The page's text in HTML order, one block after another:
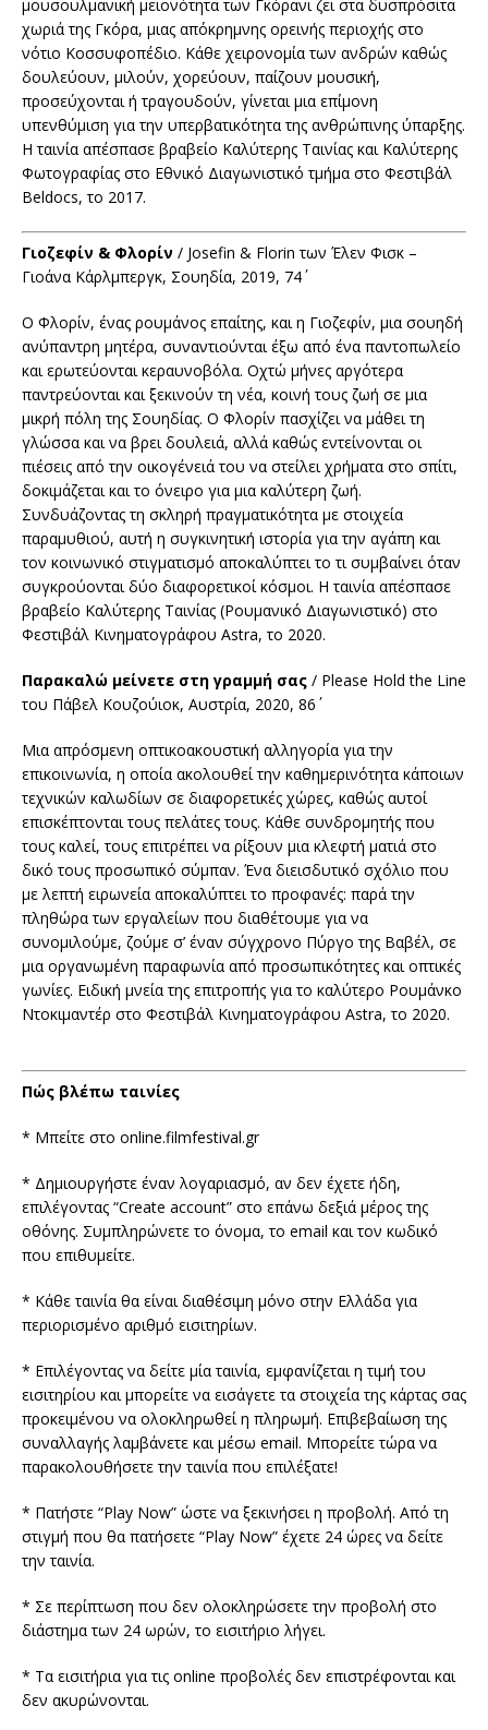
μουσουλμανική μειονότητα των Γκόρανι ζει στα δυσπρόσιτα
χωριά της Γκόρα, μιας απόκρημνης ορεινής περιοχής στο
νότιο Κοσσυφοπέδιο. Κάθε χειρονομία των ανδρών καθώς
δουλεύουν, μιλούν, χορεύουν, παίζουν μουσική,
προσεύχονται ή τραγουδούν, γίνεται μια επίμονη
υπενθύμιση για την υπερβατικότητα της ανθρώπινης ύπαρξης.
Η ταινία απέσπασε βραβείο Καλύτερης Ταινίας και Καλύτερης
Φωτογραφίας στο Εθνικό Διαγωνιστικό τμήμα στο Φεστιβάλ
Beldocs, το 2017.
Γιοζεφίν & Φλορίν / Josefin & Florin των Έλεν Φισκ –
Γιοάνα Κάρλμπεργκ, Σουηδία, 2019, 74΄
Ο Φλορίν, ένας ρουμάνος επαίτης, και η Γιοζεφίν, μια σουηδή
ανύπαντρη μητέρα, συναντιούνται έξω από ένα παντοπωλείο
και ερωτεύονται κεραυνοβόλα. Οχτώ μήνες αργότερα
παντρεύονται και ξεκινούν τη νέα, κοινή τους ζωή σε μια
μικρή πόλη της Σουηδίας. Ο Φλορίν πασχίζει να μάθει τη
γλώσσα και να βρει δουλειά, αλλά καθώς εντείνονται οι
πιέσεις από την οικογένειά του να στείλει χρήματα στο σπίτι,
δοκιμάζεται και το όνειρο για μια καλύτερη ζωή.
Συνδυάζοντας τη σκληρή πραγματικότητα με στοιχεία
παραμυθιού, αυτή η συγκινητική ιστορία για την αγάπη και
τον κοινωνικό στιγματισμό αποκαλύπτει το τι συμβαίνει όταν
συγκρούονται δύο διαφορετικοί κόσμοι. Η ταινία απέσπασε
βραβείο Καλύτερης Ταινίας (Ρουμανικό Διαγωνιστικό) στο
Φεστιβάλ Κινηματογράφου Astra, το 2020.
Παρακαλώ μείνετε στη γραμμή σας / Please Hold the Line
του Πάβελ Κουζούιοκ, Αυστρία, 2020, 86΄
Μια απρόσμενη οπτικοακουστική αλληγορία για την
επικοινωνία, η οποία ακολουθεί την καθημερινότητα κάποιων
τεχνικών καλωδίων σε διαφορετικές χώρες, καθώς αυτοί
επισκέπτονται τους πελάτες τους. Κάθε συνδρομητής που
τους καλεί, τους επιτρέπει να ρίξουν μια κλεφτή ματιά στο
δικό τους προσωπικό σύμπαν. Ένα διεισδυτικό σχόλιο που
με λεπτή ειρωνεία αποκαλύπτει το προφανές: παρά την
πληθώρα των εργαλείων που διαθέτουμε για να
συνομιλούμε, ζούμε σ’ έναν σύγχρονο Πύργο της Βαβέλ, σε
μια οργανωμένη παραφωνία από προσωπικότητες και οπτικές
γωνίες. Ειδική μνεία της επιτροπής για το καλύτερο Ρουμάνκο
Ντοκιμαντέρ στο Φεστιβάλ Κινηματογράφου Astra, το 2020.
Πώς βλέπω ταινίες
* Μπείτε στο online.filmfestival.gr
* Δημιουργήστε έναν λογαριασμό, αν δεν έχετε ήδη,
επιλέγοντας “Create account” στο επάνω δεξιά μέρος της
οθόνης. Συμπληρώνετε το όνομα, το email και τον κωδικό
που επιθυμείτε.
* Κάθε ταινία θα είναι διαθέσιμη μόνο στην Ελλάδα για
περιορισμένο αριθμό εισιτηρίων.
* Επιλέγοντας να δείτε μία ταινία, εμφανίζεται η τιμή του
εισιτηρίου και μπορείτε να εισάγετε τα στοιχεία της κάρτας σας
προκειμένου να ολοκληρωθεί η πληρωμή. Επιβεβαίωση της
συναλλαγής λαμβάνετε και μέσω email. Μπορείτε τώρα να
παρακολουθήσετε την ταινία που επιλέξατε!
* Πατήστε “Play Now” ώστε να ξεκινήσει η προβολή. Από τη
στιγμή που θα πατήσετε “Play Now” έχετε 24 ώρες να δείτε
την ταινία.
* Σε περίπτωση που δεν ολοκληρώσετε την προβολή στο
διάστημα των 24 ωρών, το εισιτήριο λήγει.
* Τα εισιτήρια για τις online προβολές δεν επιστρέφονται και
δεν ακυρώνονται.